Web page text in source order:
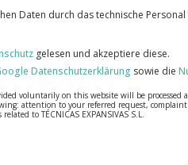
Daten durch das technische
gelesen und akzeptiere diese.
Datenschutzerklärung sowie die
voluntarily on this website will be
attention to your referred request,
to TÉCNICAS EXPANSIVAS S.L.
the utmost confidentiality and shall